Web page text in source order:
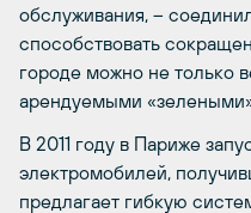
обслуживания, –
способствовать
городе можно не только
арендуемыми
В 2011 году в Париже
электромобилей,
предлагает гибкую